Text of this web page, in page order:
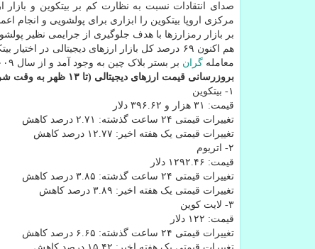
صدای انتقادات نسبت به نظارت کم بر بیتکوین و
مرکزی اروپا بیتکوین را ابزاری برای پولشویی و انجام
بر بازار رمزارزها با هدف جلوگیری از جرایمی نظیر
معامله گران بر بستر بلاک چین به وجود آمد و از سال ۲۰۰۹ معاملات اولیه آن شکل گرفت.
بروزرسانی قیمت ارزهای دیجیتالی (تا ۱۳ ظهر به وقت شرقی)
۱- بیتکوین
قیمت: ۳۱ هزار و ۳۹۶.۶۲ دلار
تغییرات قیمتی ۲۴ ساعت گذشته: ۲.۷۱ درصد کاهش
تغییرات قیمتی یک هفته اخیر: ۱۲.۷۷ درصد کاهش
۲- اتریوم
قیمت: ۱۲۹۲.۴۶ دلار
تغییرات قیمتی ۲۴ ساعت گذشته: ۳.۸۵ درصد کاهش
تغییرات قیمتی یک هفته اخیر: ۳.۸۹ درصد کاهش
۳- لایت کوین
قیمت: ۱۲۲ دلار
تغییرات قیمتی ۲۴ ساعت گذشته: ۶.۶۵ درصد کاهش